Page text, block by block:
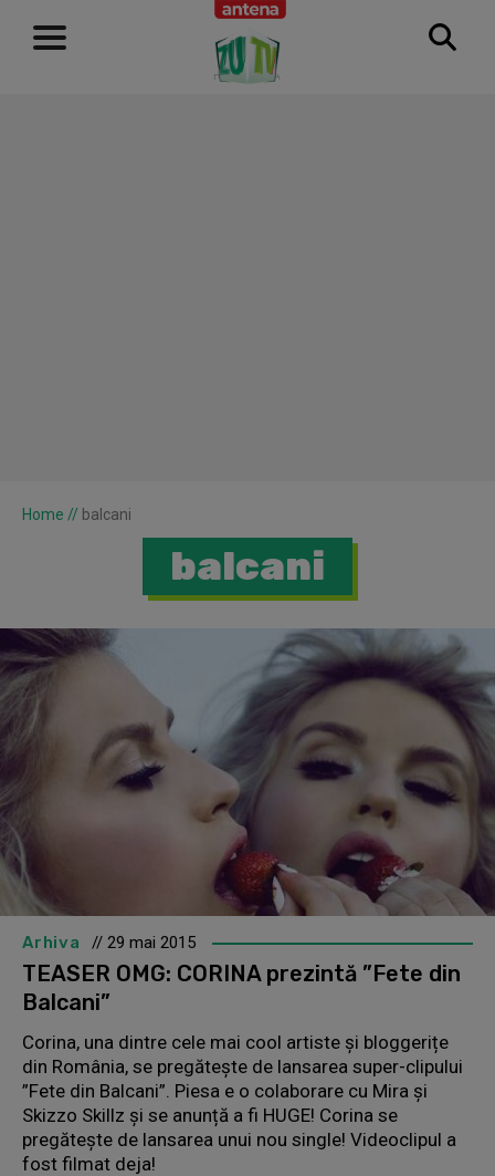
RECLAMĂ
Home // balcani
balcani
Arhiva // 29 mai 2015
TEASER OMG: CORINA prezintă ”Fete din
Balcani”
Corina, una dintre cele mai cool artiste și bloggerițe
din România, se pregătește de lansarea super-clipului
”Fete din Balcani”. Piesa e o colaborare cu Mira și
Skizzo Skillz și se anunță a fi HUGE! Corina se
pregătește de lansarea unui nou single! Videoclipul a
fost filmat deja!